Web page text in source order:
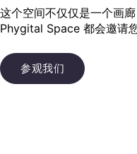
这个空间不仅仅是一个画
Phygital Space 都会邀请
参观我们